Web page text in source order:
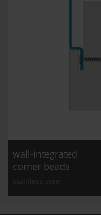
wall-integrated
corner beads